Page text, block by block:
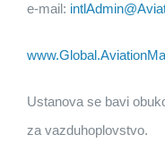
e-mail:
Ustanova se bavi
za vazduhoplovstvo.